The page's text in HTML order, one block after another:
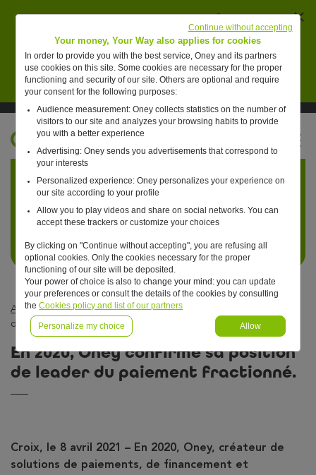
pour des collaborateurs de Oney pour vendre de
faux placements financiers.
En savoir plus
Suivre Oney sur LinkedIn
Suivre Oney sur YouTubeVoir les articles #oneday
Retour à l'accueil ?
Actualités — Non classé — En 2020, Oney confirme sa position
de leader du paiement fractionné.
En 2020, Oney confirme sa position
de leader du paiement fractionné.
Croix, le 8 avril 2021 – En 2020, Oney, créateur de
solutions de paiements, de financement et
Your money, Your Way also applies for cookies
In order to provide you with the best service, Oney and its partners
use cookies on this site. Some cookies are necessary for the proper
functioning and security of our site. Others are optional and require
your consent for the following purposes:
Audience measurement: Oney collects statistics on the number of
visitors to our site and analyzes your browsing habits to provide
you with a better experience
Advertising: Oney sends you advertisements that correspond to
your interests
Personalized experience: Oney personalizes your experience on
our site according to your profile
Allow you to play videos and share on social networks. You can
accept these trackers or customize your choices
By clicking on "Continue without accepting", you are refusing all
optional cookies. Only the cookies necessary for the proper
functioning of our site will be deposited.
Your power of choice is also to change your mind: you can update
your preferences or consult the details of the cookies by consulting
theCookies policy and list of our partners
Personalize my choice Allow
Continue without accepting